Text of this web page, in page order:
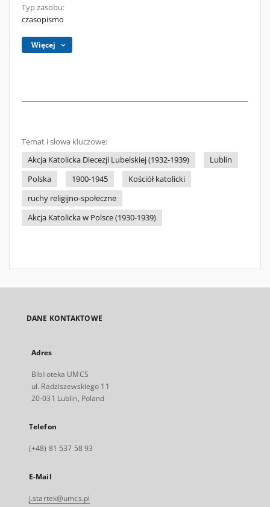
Typ zasobu:
czasopismo
Więcej
Temat i słowa kluczowe:
Akcja Katolicka Diecezji Lubelskiej (1932-1939)
Lublin
Polska
1900-1945
Kościół katolicki
ruchy religijno-społeczne
Akcja Katolicka w Polsce (1930-1939)
DANE KONTAKTOWE
Adres
Biblioteka UMCS
ul. Radziszewskiego 11
20-031 Lublin, Poland
Telefon
(+48) 81 537 58 93
E-Mail
j.startek@umcs.pl